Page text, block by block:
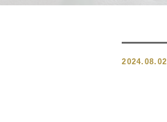
2024.08.02